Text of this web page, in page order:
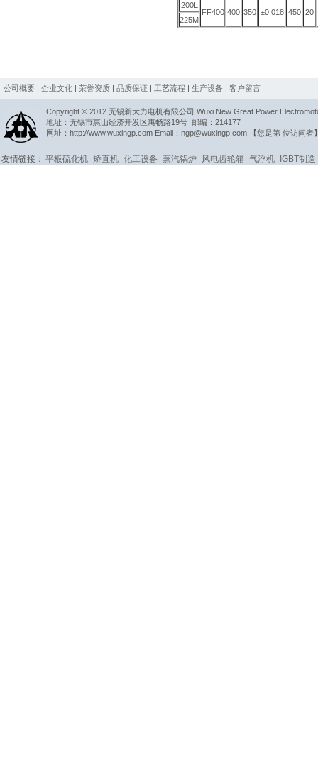
200L
FF400 400 350 ±0.018 450 20
225M
公司概要 | 企业文化 | 荣誉资质 | 品质保证 | 工艺流程 | 生产设备 | 客户留言
Copyright © 2012 无锡新大力电机有限公司 Wuxi New Great Power
地址：无锡市惠山经济开发区惠畅路19号 邮编：214177
网址：http://www.wuxingp.com Email：ngp@wuxingp.com 【您是第 位访问者
友情链接： 平板硫化机 矫直机 化工设备 蒸汽锅炉 风电齿轮箱 气浮机 IGBT制造